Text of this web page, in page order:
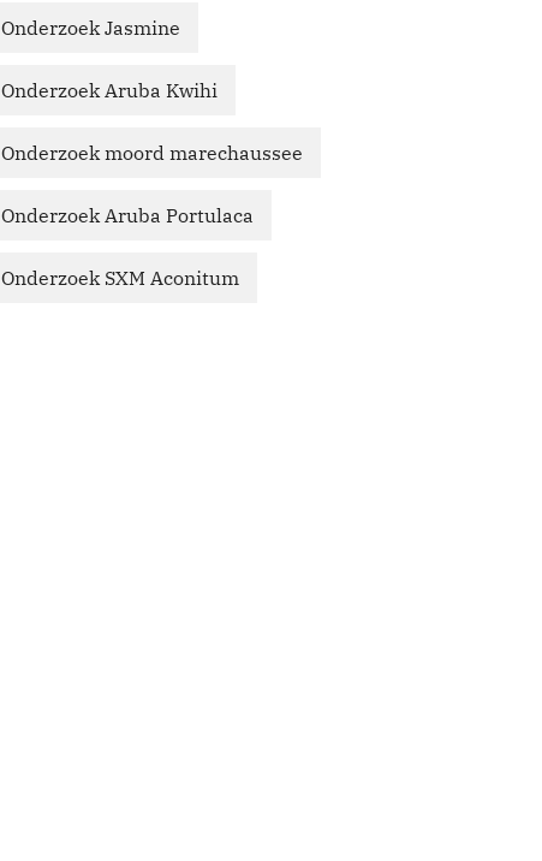
Onderzoek Jasmine
Onderzoek Aruba Kwihi
Onderzoek moord marechaussee
Onderzoek Aruba Portulaca
Onderzoek SXM Aconitum